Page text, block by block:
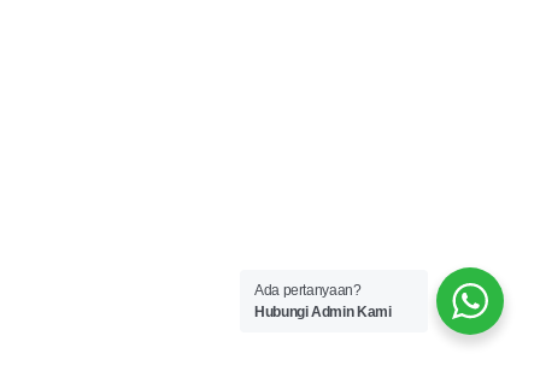
Ada pertanyaan?
Hubungi Admin Kami